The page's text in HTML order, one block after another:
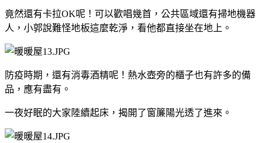
竟然還有卡拉OK呢！可以歡唱幾首，公共區域還有掃地機器
人，小郭說難怪地板這麼乾淨，看他都直接坐在地上。
防疫時期，還有消毒酒精呢！熱水壺旁的櫃子也有許多的備
品，應有盡有。
一夜好眠的大家陸續起床，揭開了窗簾陽光透了進來。